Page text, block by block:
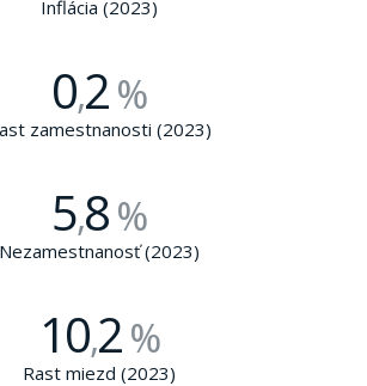
Inflácia (2023)
0,2%
zamestnanosti (2023)
5,8%
Nezamestnanosť (2023)
10,2%
Rast miezd (2023)